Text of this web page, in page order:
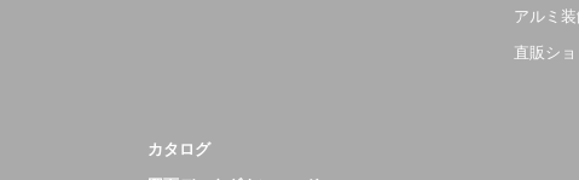
アルミ装
直販シ
カタログ